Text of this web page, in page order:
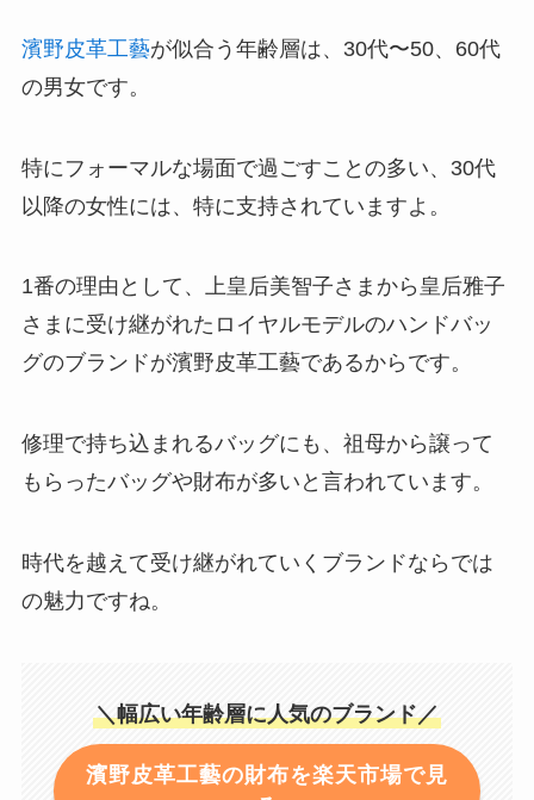
濱野皮革工藝が似合う年齢層は、30代〜50、60代
の男女です。
特にフォーマルな場面で過ごすことの多い、30代
以降の女性には、特に支持されていますよ。
1番の理由として、上皇后美智子さまから皇后雅子
さまに受け継がれたロイヤルモデルのハンドバッ
グのブランドが濱野皮革工藝であるからです。
修理で持ち込まれるバッグにも、祖母から譲って
もらったバッグや財布が多いと言われています。
時代を越えて受け継がれていくブランドならでは
の魅力ですね。
＼幅広い年齢層に人気のブランド／
濱野皮革工藝の財布を楽天市場で見